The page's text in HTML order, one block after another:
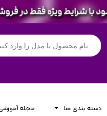
دسته بندی ها مجله